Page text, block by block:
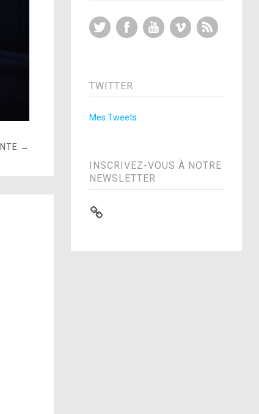
→
Twitter FacebookYouTubeVimeo
TWITTER
Mes Tweets
INSCRIVEZ-VOUS À NOTRE
NEWSLETTER